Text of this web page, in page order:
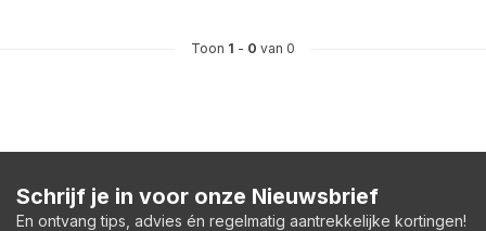
Toon 1 - 0 van 0
Schrijf je in voor onze Nieuwsbrief
En ontvang tips, advies én regelmatig aantrekkelijke kortingen!